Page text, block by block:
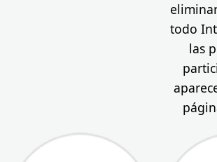
todo
las